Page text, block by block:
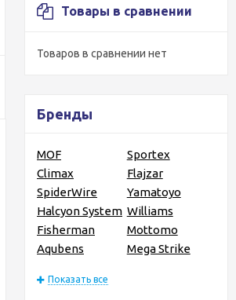
Товары в сравнении
Товаров в сравнении нет
Бренды
MOF
Sportex
Climax
Flajzar
SpiderWire
Yamatoyo
Halcyon System Williams
Fisherman
Mottomo
Aqubens
Mega Strike
Показать все